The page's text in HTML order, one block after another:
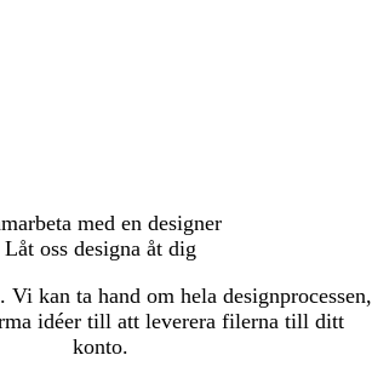
med en designer
Låt oss designa åt dig
Vi kan ta hand om hela designprocessen,
idéer till att leverera filerna till ditt
konto.